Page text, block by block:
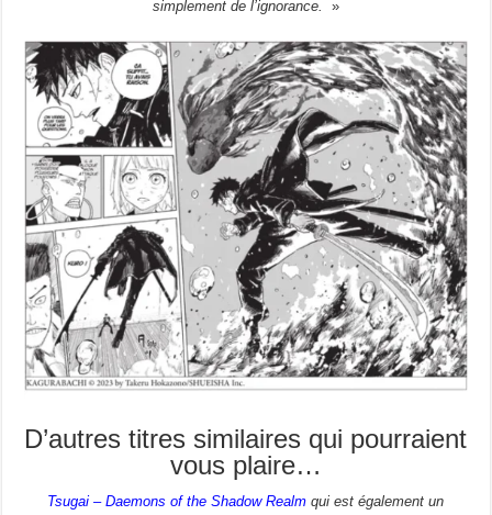
simplement de l’ignorance. »
D’autres titres similaires qui pourraient
vous plaire…
Tsugai – Daemons of the Shadow Realm qui est également un